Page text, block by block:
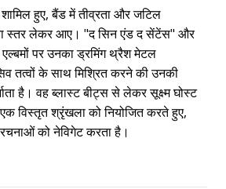
हुए, बैंड में तीव्रता और जटिल
स्तर लेकर आए। "द सिन एंड द सेंटेंस" और
पर उनका ड्रमिंग थ्रैश मेटल
तत्वों के साथ मिश्रित करने की उनकी
है। वह ब्लास्ट बीट्स से लेकर सूक्ष्म घोस्ट
विस्तृत श्रृंखला को नियोजित करते हुए,
को नेविगेट करता है।